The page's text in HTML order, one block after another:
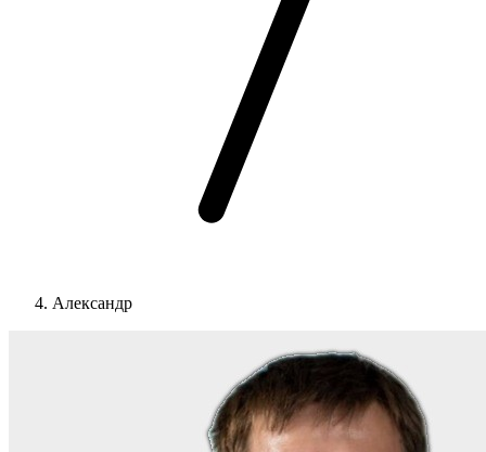
Александр